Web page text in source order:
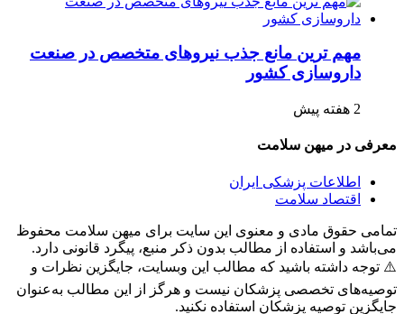
مهم ترین مانع جذب نیروهای متخصص در صنعت
داروسازی کشور
2 هفته پیش
معرفی در میهن سلامت
اطلاعات پزشکی ایران
اقتصاد سلامت
تمامی حقوق مادی و معنوی این سایت برای میهن سلامت محفوظ
می‌باشد و استفاده از مطالب بدون ذکر منبع، پیگرد قانونی دارد.
⚠️ توجه داشته باشید که مطالب این وبسایت، جایگزین نظرات و
توصیه‌های تخصصی پزشکان نیست و هرگز از این مطالب به‌عنوان
جایگزین توصیه پزشکان استفاده نکنید.